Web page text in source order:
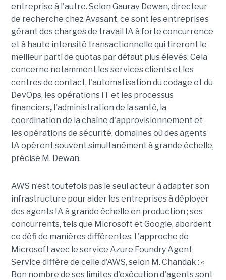
entreprise à l'autre. Selon Gaurav Dewan, directeur
de recherche chez Avasant, ce sont les entreprises
gérant des charges de travail IA à forte concurrence
et à haute intensité transactionnelle qui tireront le
meilleur parti de quotas par défaut plus élevés. Cela
concerne notamment les services clients et les
centres de contact, l'automatisation du codage et du
DevOps, les opérations IT et les processus
financiers,l'administration de la santé, la
coordination de la chaîne d'approvisionnement et
les opérations de sécurité, domaines où des agents
IA opèrent souvent simultanément à grande échelle,
précise M. Dewan.
AWS n’est toutefois pas le seul acteur à adapter son
infrastructure pour aider les entreprises à déployer
des agents IA à grande échelle en production ; ses
concurrents, tels que Microsoft et Google, abordent
ce défi de manières différentes. L'approche de
Microsoft avec le service Azure Foundry Agent
Service diffère de celle d'AWS, selon M. Chandak : «
Bon nombre de ses limites d'exécution d'agents sont